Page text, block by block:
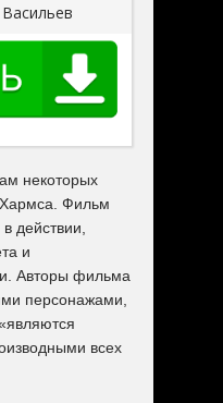
некоторых
Фильм
действии,
и
Авторы фильма
персонажами,
всех